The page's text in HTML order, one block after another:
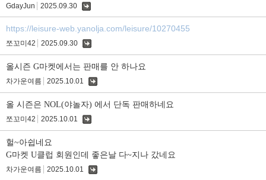
GdayJun 2025.09.30
https://leisure-web.yanolja.com/leisure/10270455
쪼꼬미42 2025.09.30
올시즌 G마켓에서는 판매를 안 하나요
차가운여름 2025.10.01
올 시즌은 NOL(야놀자) 에서 단독 판매하네요
쪼꼬미42 2025.10.01
헐~아쉽네요
G마켓 U클럽 회원인데 좋은날 다~지나 갔네요
차가운여름 2025.10.01